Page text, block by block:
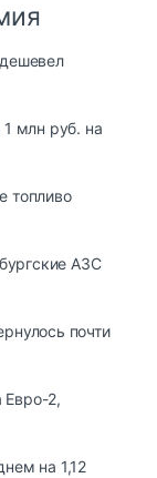
1 млн руб. на
топливо
АЗС
почти
Евро-2,
на 1,12